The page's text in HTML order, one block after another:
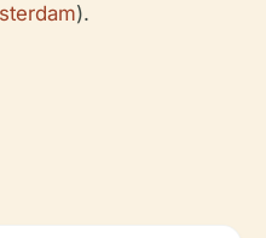
).